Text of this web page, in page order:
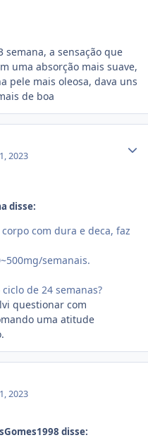
a sensação que
uma absorção mais suave,
pele mais oleosa, dava uns
de boa
2023
disse:
com dura e deca, faz
semanais.
de 24 semanas?
questionar com
uma atitude
2023
disse: